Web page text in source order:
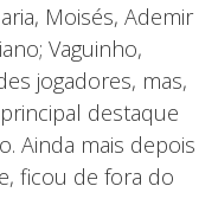
Moisés, Ademir
Vaguinho,
jogadores, mas,
destaque
Ainda mais depois
ficou de fora do